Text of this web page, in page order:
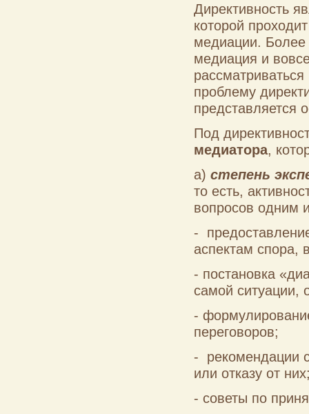
Директивность
которой
медиации. Более
медиация и
проблему
представляется
Под
медиатора,
а) степень
то есть,
вопросов одним
-
аспектам спора,
- постановка
самой ситуации,
-
переговоров;
- рекомендации
или отказу от
- советы по